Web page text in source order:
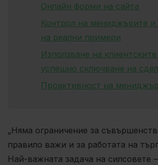
Онлайн форми на сайта
Контрол на мениджърите и
на реални примери
Използване на
успешно сключване на
Проактивност на
„Няма ограничение за
правило важи и за работата на
Най-важната задача на